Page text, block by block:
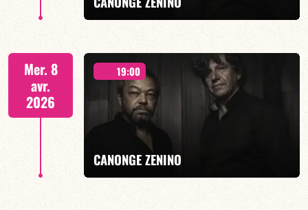
Mer. 8
avr.
2026
19:00
CANONGE ZENINO